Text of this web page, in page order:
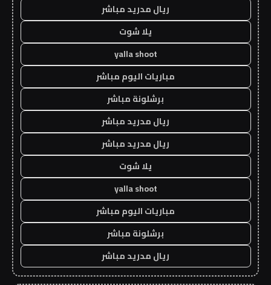
ريال مدريد مباشر
يلا شوت
yalla shoot
مباريات اليوم مباشر
برشلونة مباشر
ريال مدريد مباشر
ريال مدريد مباشر
يلا شوت
yalla shoot
مباريات اليوم مباشر
برشلونة مباشر
ريال مدريد مباشر